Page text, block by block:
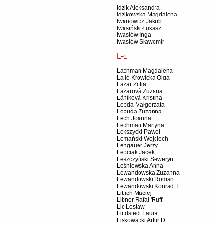
Idzik Aleksandra
Idzikowska Magdalena
Iwanowicz Jakub
Iwasiński Łukasz
Iwasiów Inga
Iwasiów Sławomir
L-Ł
Lachman Magdalena
Lalić-Krowicka Olga
Lazar Zofia
Lazarová Zuzana
Láníková Kristina
Lebda Małgorzata
Lebuda Zuzanna
Lech Joanna
Lechman Martyna
Lekszycki Paweł
Lemański Wojciech
Lengauer Jerzy
Leociak Jacek
Leszczyński Seweryn
Leśniewska Anna
Lewandowska Zuzanna
Lewandowski Roman
Lewandowski Konrad T.
Libich Maciej
Libner Rafał 'Ruff'
Lic Lesław
Lindstedt Laura
Liskowacki Artur D.